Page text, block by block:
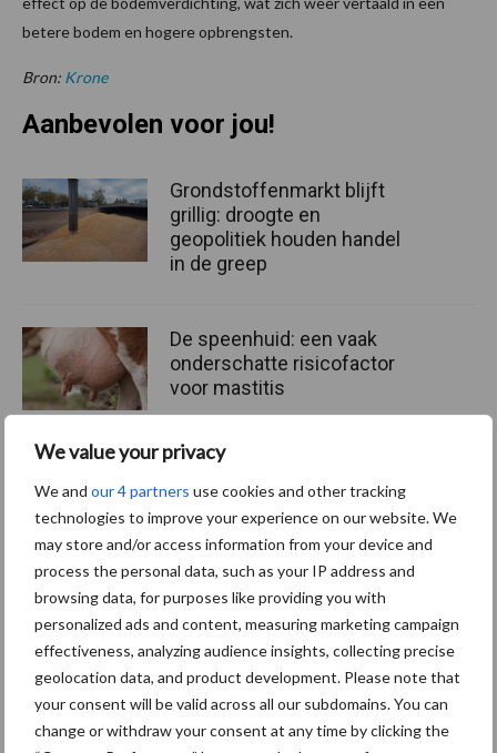
We value your privacy
We and our 4 partners use cookies and other tracking
technologies to improve your experience on our website. We
may store and/or access information from your device and
process the personal data, such as your IP address and
browsing data, for purposes like providing you with
personalized ads and content, measuring marketing campaign
effectiveness, analyzing audience insights, collecting precise
geolocation data, and product development. Please note that
your consent will be valid across all our subdomains. You can
change or withdraw your consent at any time by clicking the
betere bodem en hogere opbrengsten.
Bron: Krone
Aanbevolen voor jou!
Grondstoffenmarkt blijft
grillig: droogte en
geopolitiek houden handel
in de greep
De speenhuid: een vaak
onderschatte risicofactor
voor mastitis
ForFarmers ziet volume en
marktaandeel groeien in
krimpende Nederlandse
markt
Themapagina's
Diergezondheid Bemesting Fokkerij